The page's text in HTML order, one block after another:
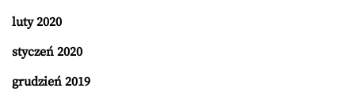
luty 2020
styczeń 2020
grudzień 2019